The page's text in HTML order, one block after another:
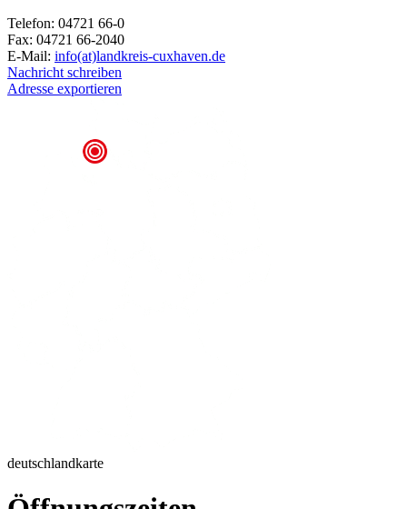
Telefon: 04721 66-0
Fax: 04721 66-2040
E-Mail: info(at)landkreis-cuxhaven.de
Nachricht schreiben
Adresse exportieren
deutschlandkarte